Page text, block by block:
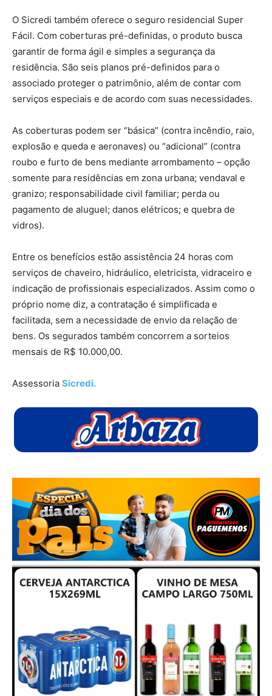
O Sicredi também oferece o seguro residencial Super
Fácil. Com coberturas pré-definidas, o produto busca
garantir de forma ágil e simples a segurança da
residência. São seis planos pré-definidos para o
associado proteger o patrimônio, além de contar com
serviços especiais e de acordo com suas necessidades.
As coberturas podem ser “básica” (contra incêndio, raio,
explosão e queda e aeronaves) ou “adicional” (contra
roubo e furto de bens mediante arrombamento – opção
somente para residências em zona urbana; vendaval e
granizo; responsabilidade civil familiar; perda ou
pagamento de aluguel; danos elétricos; e quebra de
vidros).
Entre os benefícios estão assistência 24 horas com
serviços de chaveiro, hidráulico, eletricista, vidraceiro e
indicação de profissionais especializados. Assim como o
próprio nome diz, a contratação é simplificada e
facilitada, sem a necessidade de envio da relação de
bens. Os segurados também concorrem a sorteios
mensais de R$ 10.000,00.
Assessoria Sicredi.